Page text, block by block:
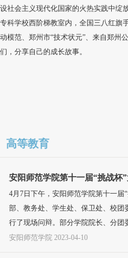
设社会主义现代化国家的火热实践中绽
专科学校西阶梯教室内，全国三八红旗
动模范、郑州市“技术状元”、来自郑州
们，分享自己的成长故事。
高等教育
安阳师范学院第十一届“挑战杯
4月7日下午，安阳师范学院第十一
部、教务处、学生处、保卫处、校
行了现场问辩。部分学院院长、分团
安阳师范学院 2023-04-10